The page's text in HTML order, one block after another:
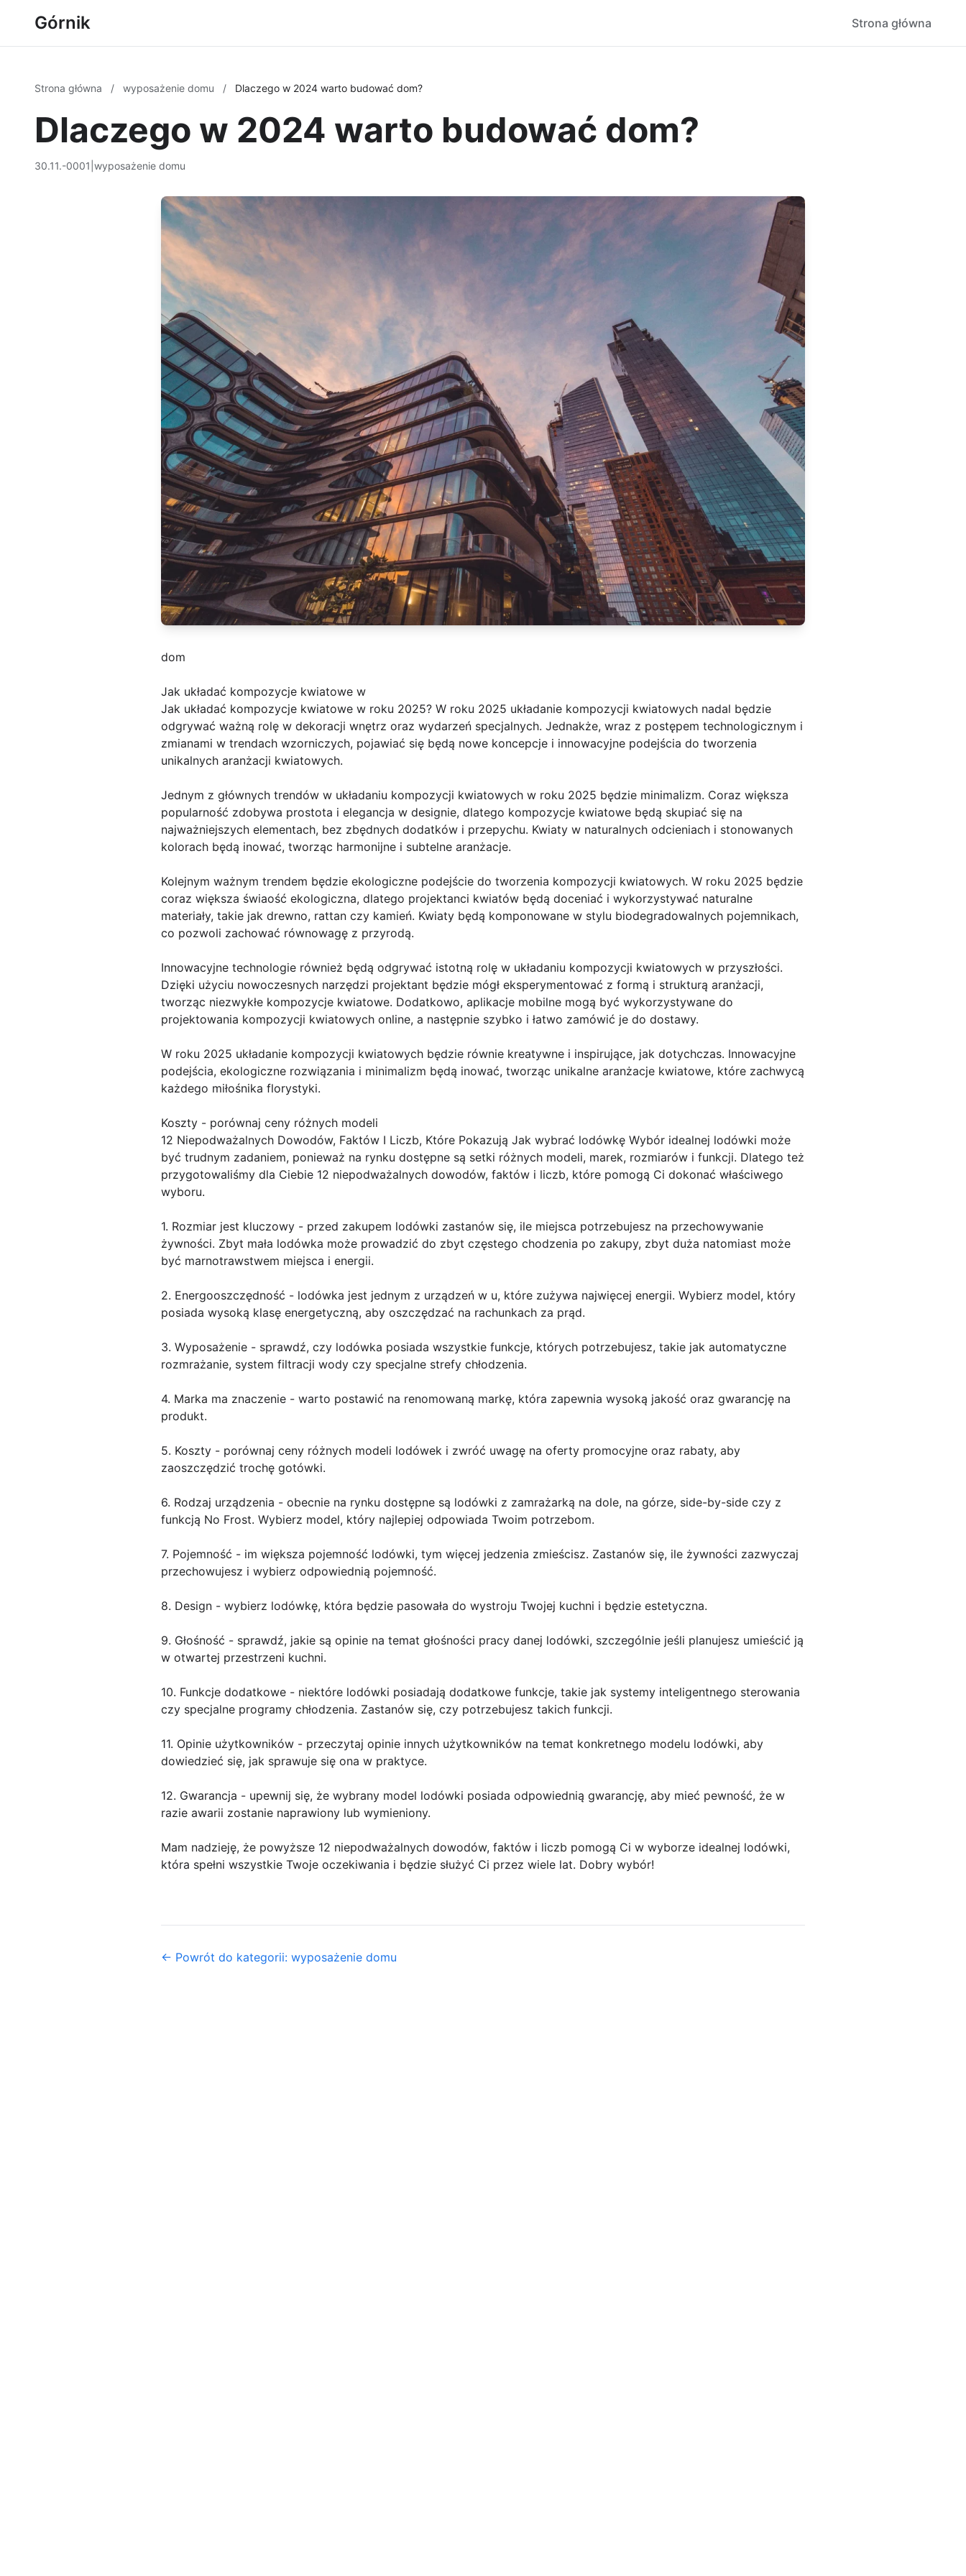
Górnik Strona główna
Strona główna / wyposażenie domu / Dlaczego w 2024 warto budować dom?
Dlaczego w 2024 warto budować dom?
30.11.-0001 wyposażenie domu
dom
Jak układać kompozycje kwiatowe w
Jak układać kompozycje kwiatowe w roku 2025? W roku 2025 układanie kompozycji kwiatowych nadal będzie
odgrywać ważną rolę w dekoracji wnętrz oraz wydarzeń specjalnych. Jednakże, wraz z postępem technologicznym i
zmianami w trendach wzorniczych, pojawiać się będą nowe koncepcje i innowacyjne podejścia do tworzenia
unikalnych aranżacji kwiatowych.
Jednym z głównych trendów w układaniu kompozycji kwiatowych w roku 2025 będzie minimalizm. Coraz większa
popularność zdobywa prostota i elegancja w designie, dlatego kompozycje kwiatowe będą skupiać się na
najważniejszych elementach, bez zbędnych dodatków i przepychu. Kwiaty w naturalnych odcieniach i stonowanych
kolorach będą inować, tworząc harmonijne i subtelne aranżacje.
Kolejnym ważnym trendem będzie ekologiczne podejście do tworzenia kompozycji kwiatowych. W roku 2025 będzie
coraz większa świaość ekologiczna, dlatego projektanci kwiatów będą doceniać i wykorzystywać naturalne
materiały, takie jak drewno, rattan czy kamień. Kwiaty będą komponowane w stylu biodegradowalnych pojemnikach,
co pozwoli zachować równowagę z przyrodą.
Innowacyjne technologie również będą odgrywać istotną rolę w układaniu kompozycji kwiatowych w przyszłości.
Dzięki użyciu nowoczesnych narzędzi projektant będzie mógł eksperymentować z formą i strukturą aranżacji,
tworząc niezwykłe kompozycje kwiatowe. Dodatkowo, aplikacje mobilne mogą być wykorzystywane do
projektowania kompozycji kwiatowych online, a następnie szybko i łatwo zamówić je do dostawy.
W roku 2025 układanie kompozycji kwiatowych będzie równie kreatywne i inspirujące, jak dotychczas. Innowacyjne
podejścia, ekologiczne rozwiązania i minimalizm będą inować, tworząc unikalne aranżacje kwiatowe, które zachwycą
każdego miłośnika florystyki.
Koszty - porównaj ceny różnych modeli
12 Niepodważalnych Dowodów, Faktów I Liczb, Które Pokazują Jak wybrać lodówkę Wybór idealnej lodówki może
być trudnym zadaniem, ponieważ na rynku dostępne są setki różnych modeli, marek, rozmiarów i funkcji. Dlatego też
przygotowaliśmy dla Ciebie 12 niepodważalnych dowodów, faktów i liczb, które pomogą Ci dokonać właściwego
wyboru.
1. Rozmiar jest kluczowy - przed zakupem lodówki zastanów się, ile miejsca potrzebujesz na przechowywanie
żywności. Zbyt mała lodówka może prowadzić do zbyt częstego chodzenia po zakupy, zbyt duża natomiast może
być marnotrawstwem miejsca i energii.
2. Energooszczędność - lodówka jest jednym z urządzeń w u, które zużywa najwięcej energii. Wybierz model, który
posiada wysoką klasę energetyczną, aby oszczędzać na rachunkach za prąd.
3. Wyposażenie - sprawdź, czy lodówka posiada wszystkie funkcje, których potrzebujesz, takie jak automatyczne
rozmrażanie, system filtracji wody czy specjalne strefy chłodzenia.
4. Marka ma znaczenie - warto postawić na renomowaną markę, która zapewnia wysoką jakość oraz gwarancję na
produkt.
5. Koszty - porównaj ceny różnych modeli lodówek i zwróć uwagę na oferty promocyjne oraz rabaty, aby
zaoszczędzić trochę gotówki.
6. Rodzaj urządzenia - obecnie na rynku dostępne są lodówki z zamrażarką na dole, na górze, side-by-side czy z
funkcją No Frost. Wybierz model, który najlepiej odpowiada Twoim potrzebom.
7. Pojemność - im większa pojemność lodówki, tym więcej jedzenia zmieścisz. Zastanów się, ile żywności zazwyczaj
przechowujesz i wybierz odpowiednią pojemność.
8. Design - wybierz lodówkę, która będzie pasowała do wystroju Twojej kuchni i będzie estetyczna.
9. Głośność - sprawdź, jakie są opinie na temat głośności pracy danej lodówki, szczególnie jeśli planujesz umieścić ją
w otwartej przestrzeni kuchni.
10. Funkcje dodatkowe - niektóre lodówki posiadają dodatkowe funkcje, takie jak systemy inteligentnego sterowania
czy specjalne programy chłodzenia. Zastanów się, czy potrzebujesz takich funkcji.
11. Opinie użytkowników - przeczytaj opinie innych użytkowników na temat konkretnego modelu lodówki, aby
dowiedzieć się, jak sprawuje się ona w praktyce.
12. Gwarancja - upewnij się, że wybrany model lodówki posiada odpowiednią gwarancję, aby mieć pewność, że w
razie awarii zostanie naprawiony lub wymieniony.
Mam nadzieję, że powyższe 12 niepodważalnych dowodów, faktów i liczb pomogą Ci w wyborze idealnej lodówki,
która spełni wszystkie Twoje oczekiwania i będzie służyć Ci przez wiele lat. Dobry wybór!
← Powrót do kategorii: wyposażenie domu